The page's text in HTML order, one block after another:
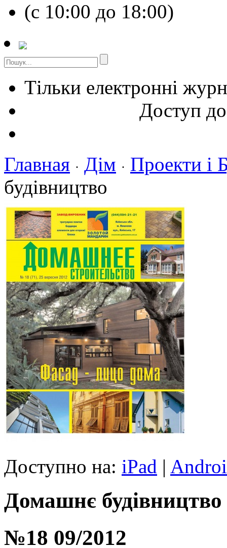
(с 10:00 до 18:00)
Тільки електронні
Доступ
Главная · Дім · Проекти і
будівництво
Доступно на: iPad |
Домашнє будівництво
№18 09/2012